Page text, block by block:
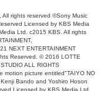
rights reserved ©Sony Music
Licensed by KBS Media
Ltd. c2015 KBS. All rights
NEXT ENTERTAINMENT
Reserved. © 2016 LOTTE
ALL RIGHTS
motion picture entitled"TAIYO NO
Bando and Yoshiro Hoson
Licensed by KBS Media Ltd.